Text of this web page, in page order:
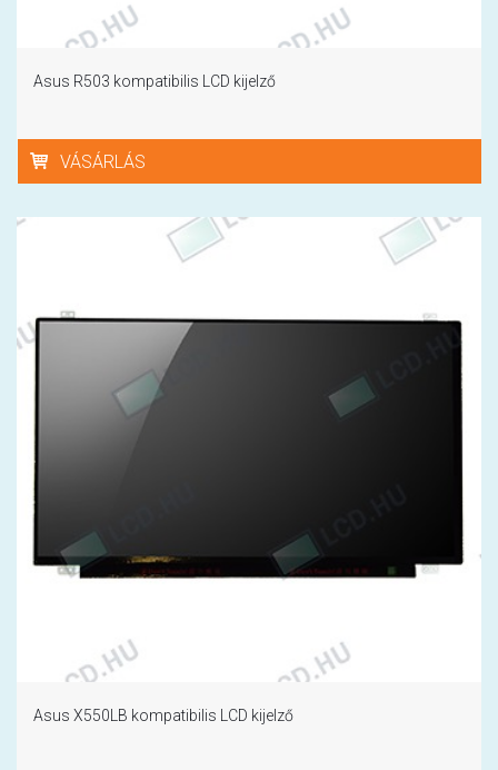
Asus R503 kompatibilis LCD kijelző
VÁSÁRLÁS
Asus X550LB kompatibilis LCD kijelző